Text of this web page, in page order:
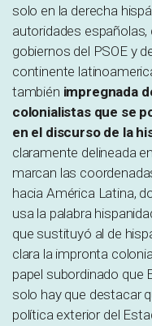
solo en la derecha
autoridades
gobiernos del PSOE y
continente
también impregnada
colonialistas que se
en el discurso de la
claramente delineada
marcan las
hacia América Latina,
usa la palabra
que sustituyó al de
clara la impronta
papel subordinado que
solo hay que destacar
política exterior del